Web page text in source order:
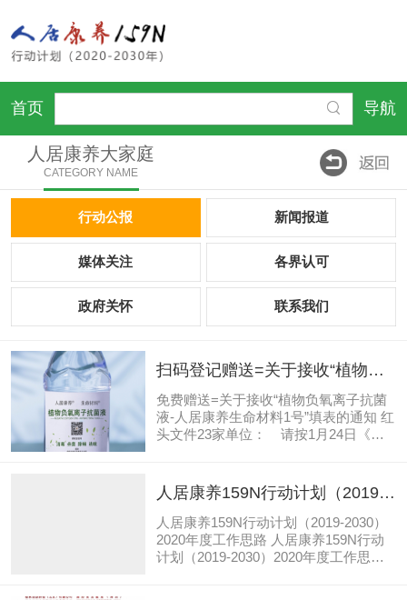
首页 导航
人居康养大家庭
CATEGORY NAME
行动公报 新闻报道
媒体关注 各界认可
政府关怀 联系我们
扫码登记赠送=关于接收“植物负
氧离子抗菌液-人居康养生命材料
1号”填表的紧急通知
免费赠送=关于接收“植物负氧离子抗菌
液-人居康养生命材料1号”填表的通知 红
头文件23家单位： 请按1月24日《关
急捐送接收活动的联合通知》（请详细
阅读）要求，填报产品需求总数量和名
录
人居康养159N行动计划（2019-
2030） 2020年度工作思路
人居康养159N行动计划（2019-2030）
2020年度工作思路 人居康养159N行动
计划（2019-2030）2020年度工作思